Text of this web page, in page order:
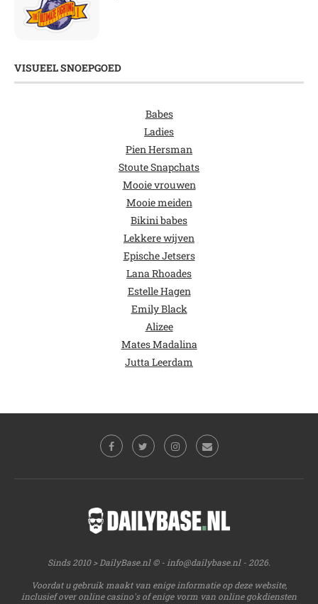
VISUEEL SNOEPGOED
Babes
Ladies
Pien Hersman
Stoute Snapchats
Mooie vrouwen
Mooie meiden
Bikini babes
Lekkere wijven
Epische Jetsers
Lana Rhoades
Estelle Hagen
Emily Black
Alizee
Mates Madalina
Jutta Leerdam
Sinds 2010 > DailyBase.nl © - info@dailybase.nl- 2026.
Voordat u gebruik maakt van enige informatie op deze website,
inclusief over online casino's of enige vorm van online gokdiensten